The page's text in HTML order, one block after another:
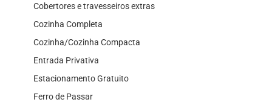
Cobertores e travesseiros extras
Cozinha Completa
Cozinha/Cozinha Compacta
Entrada Privativa
Estacionamento Gratuito
Ferro de Passar